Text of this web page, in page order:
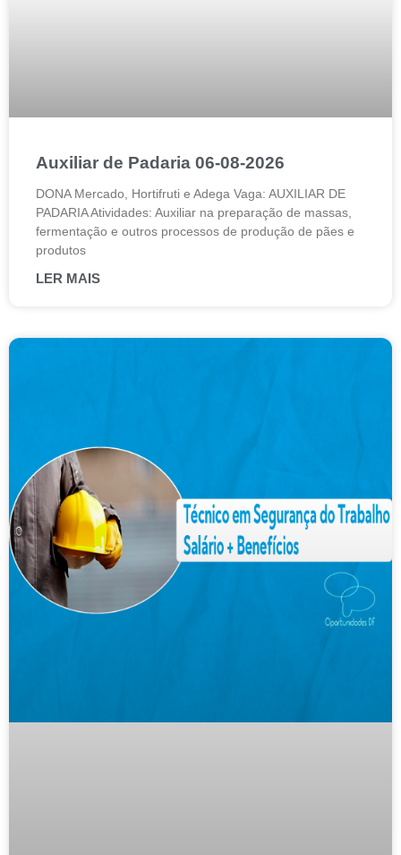
Auxiliar de Padaria 06-08-2026
DONA Mercado, Hortifruti e Adega Vaga: AUXILIAR DE
PADARIA Atividades: Auxiliar na preparação de massas,
fermentação e outros processos de produção de pães e
produtos
LER MAIS